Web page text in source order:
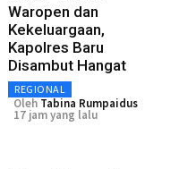
Waropen dan
Kekeluargaan,
Kapolres Baru
Disambut Hangat
REGIONAL
Oleh Tabina Rumpaidus
17 jam yang lalu